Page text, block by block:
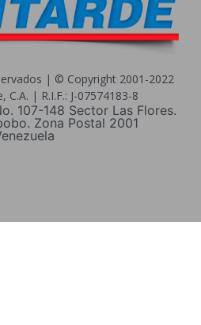
| © Copyright 2001-2022
C.A. | R.I.F.: J-07574183-8
107-148 Sector Las Flores.
Zona Postal 2001